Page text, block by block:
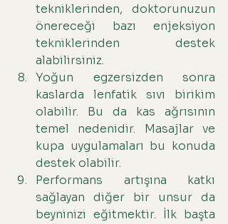
tekniklerinden, doktorunuzun
önereceği bazı enjeksiyon
tekniklerinden destek
alabilirsiniz.
Yoğun egzersizden sonra
kaslarda lenfatik sıvı birikim
olabilir. Bu da kas ağrısının
temel nedenidir. Masajlar ve
kupa uygulamaları bu konuda
destek olabilir.
Performans artışına katkı
sağlayan diğer bir unsur da
beyninizi eğitmektir. İlk başta